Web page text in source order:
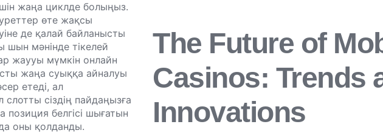
жаңа циклде болыңыз.
өте жақсы
де қалай байланысты
шын мәнінде тікелей
жаууы мүмкін онлайн
жаңа суыққа айналуы
етеді, ал
сіздің пайдаңызға
белгісі шығатын
оны қолданды.
The Future of
Casinos: Trends
Innovations